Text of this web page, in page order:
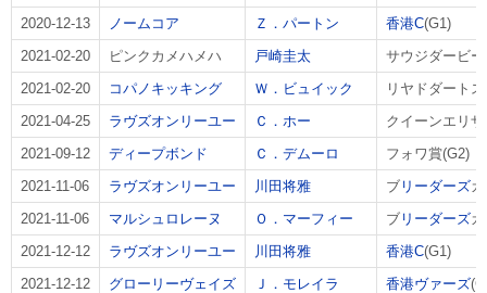
2020-12-13
ノームコア Ｚ．パートン 香港C(G1)
2021-02-20
ピンクカメハメハ 戸崎圭太
サウジダービー
2021-02-20
コパノキッキング Ｗ．ビュイック
リヤドダート
2021-04-25
ラヴズオンリーユー Ｃ．ホー
クイーンエリ
2021-09-12
ディープボンド Ｃ．デムーロ
フォワ賞(G2)
2021-11-06
ラヴズオンリーユー 川田将雅 ブ リーダーズ
2021-11-06
マルシュロレーヌ Ｏ．マーフィー ブ リーダーズ
2021-12-12
ラヴズオンリーユー 川田将雅 香港C(G1)
2021-12-12
グローリーヴェイズ Ｊ．モレイラ 香港ヴァーズ